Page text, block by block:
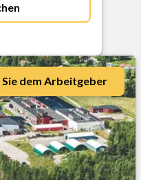
Sie dem Arbeitgeber